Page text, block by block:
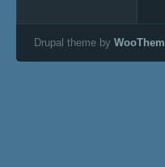
Drupal theme by